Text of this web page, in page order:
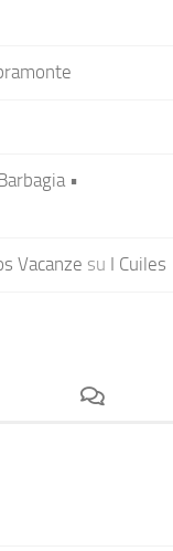
•
Vacanze su I Cuiles